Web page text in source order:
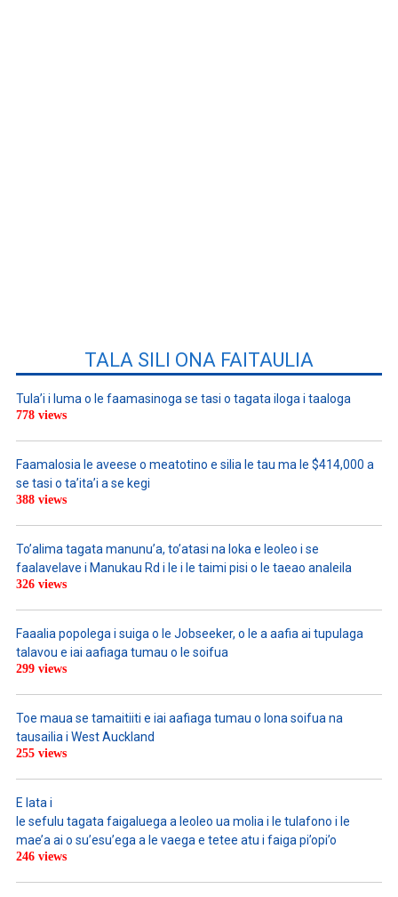
TALA SILI ONA FAITAULIA
Tula’i i luma o le faamasinoga se tasi o tagata iloga i taaloga
778 views
Faamalosia le aveese o meatotino e silia le tau ma le $414,000 a
se tasi o ta’ita’i a se kegi
388 views
To’alima tagata manunu’a, to’atasi na loka e leoleo i se
faalavelave i Manukau Rd i le i le taimi pisi o le taeao analeila
326 views
Faaalia popolega i suiga o le Jobseeker, o le a aafia ai tupulaga
talavou e iai aafiaga tumau o le soifua
299 views
Toe maua se tamaitiiti e iai aafiaga tumau o lona soifua na
tausailia i West Auckland
255 views
E lata i
le sefulu tagata faigaluega a leoleo ua molia i le tulafono i le
mae’a ai o su’esu’ega a le vaega e tetee atu i faiga pi’opi’o
246 views